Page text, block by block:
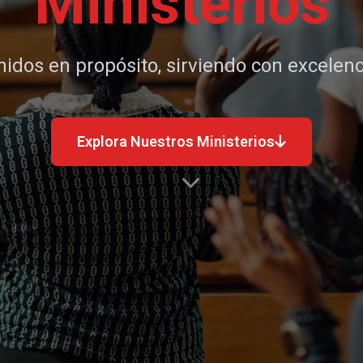
en propósito, sirviendo con
Explora Nuestros Ministerios